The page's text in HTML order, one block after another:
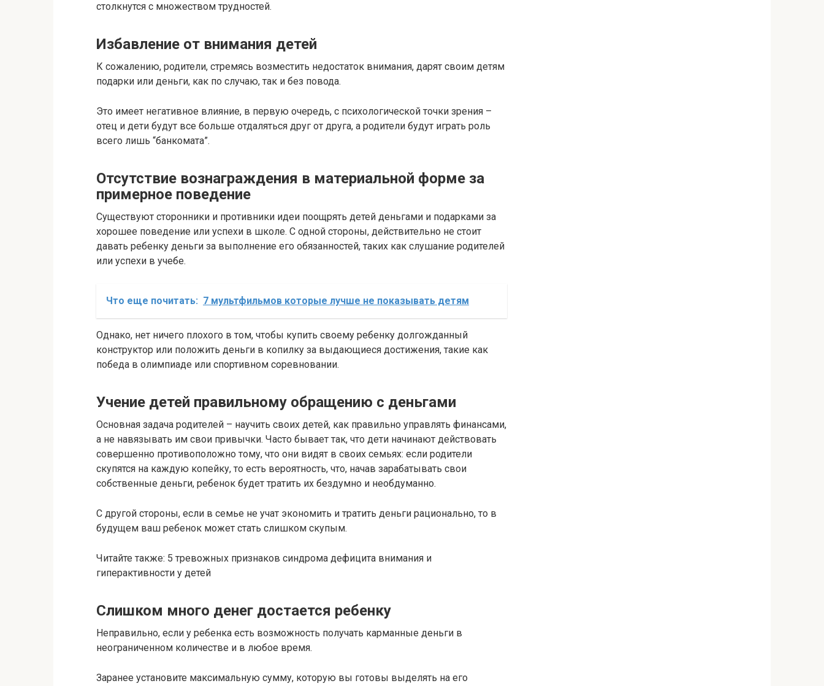
столкнутся с множеством трудностей.
Избавление от внимания детей
К сожалению, родители, стремясь возместить недостаток внимания, дарят своим детям
подарки или деньги, как по случаю, так и без повода.
Это имеет негативное влияние, в первую очередь, с психологической точки зрения –
отец и дети будут все больше отдаляться друг от друга, а родители будут играть роль
всего лишь “банкомата”.
Отсутствие вознаграждения в материальной форме за
примерное поведение
Существуют сторонники и противники идеи поощрять детей деньгами и подарками за
хорошее поведение или успехи в школе. С одной стороны, действительно не стоит
давать ребенку деньги за выполнение его обязанностей, таких как слушание родителей
или успехи в учебе.
Что еще почитать: 7 мультфильмов которые лучше не показывать детям
Однако, нет ничего плохого в том, чтобы купить своему ребенку долгожданный
конструктор или положить деньги в копилку за выдающиеся достижения, такие как
победа в олимпиаде или спортивном соревновании.
Учение детей правильному обращению с деньгами
Основная задача родителей – научить своих детей, как правильно управлять финансами,
а не навязывать им свои привычки. Часто бывает так, что дети начинают действовать
совершенно противоположно тому, что они видят в своих семьях: если родители
скупятся на каждую копейку, то есть вероятность, что, начав зарабатывать свои
собственные деньги, ребенок будет тратить их бездумно и необдуманно.
С другой стороны, если в семье не учат экономить и тратить деньги рационально, то в
будущем ваш ребенок может стать слишком скупым.
Читайте также: 5 тревожных признаков синдрома дефицита внимания и
гиперактивности у детей
Слишком много денег достается ребенку
Неправильно, если у ребенка есть возможность получать карманные деньги в
неограниченном количестве и в любое время.
Заранее установите максимальную сумму, которую вы готовы выделять на его